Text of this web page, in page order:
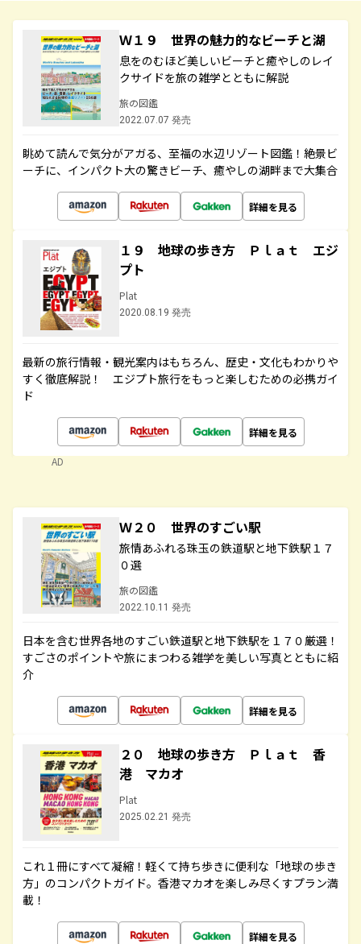
Ｗ１９ 世界の魅力的なビーチと湖
息をのむほど美しいビーチと癒やしのレイ
クサイドを旅の雑学とともに解説
旅の図鑑
2022.07.07 発売
眺めて読んで気分がアガる、至福の水辺リゾート図鑑！絶景ビ
ーチに、インパクト大の驚きビーチ、癒やしの湖畔まで大集合
詳細を見る
１９ 地球の歩き方 Ｐｌａｔ エジ
プト
Plat
2020.08.19 発売
最新の旅行情報・観光案内はもちろん、歴史・文化もわかりや
すく徹底解説！ エジプト旅行をもっと楽しむための必携ガイ
ド
詳細を見る
AD
Ｗ２０ 世界のすごい駅
旅情あふれる珠玉の鉄道駅と地下鉄駅１７
０選
旅の図鑑
2022.10.11 発売
日本を含む世界各地のすごい鉄道駅と地下鉄駅を１７０厳選！
すごさのポイントや旅にまつわる雑学を美しい写真とともに紹
介
詳細を見る
２０ 地球の歩き方 Ｐｌａｔ 香
港 マカオ
Plat
2025.02.21 発売
これ１冊にすべて凝縮！軽くて持ち歩きに便利な「地球の歩き
方」のコンパクトガイド。香港マカオを楽しみ尽くすプラン満
載！
詳細を見る